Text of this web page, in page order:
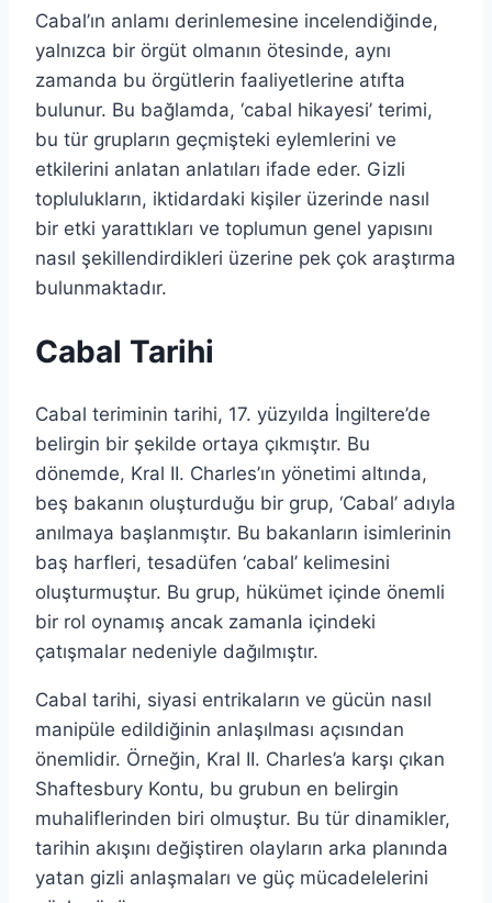
Cabal’ın anlamı derinlemesine incelendiğinde,
yalnızca bir örgüt olmanın ötesinde, aynı
zamanda bu örgütlerin faaliyetlerine atıfta
bulunur. Bu bağlamda, ‘cabal hikayesi’ terimi,
bu tür grupların geçmişteki eylemlerini ve
etkilerini anlatan anlatıları ifade eder. Gizli
toplulukların, iktidardaki kişiler üzerinde nasıl
bir etki yarattıkları ve toplumun genel yapısını
nasıl şekillendirdikleri üzerine pek çok araştırma
bulunmaktadır.
Cabal Tarihi
Cabal teriminin tarihi, 17. yüzyılda İngiltere’de
belirgin bir şekilde ortaya çıkmıştır. Bu
dönemde, Kral II. Charles’ın yönetimi altında,
beş bakanın oluşturduğu bir grup, ‘Cabal’ adıyla
anılmaya başlanmıştır. Bu bakanların isimlerinin
baş harfleri, tesadüfen ‘cabal’ kelimesini
oluşturmuştur. Bu grup, hükümet içinde önemli
bir rol oynamış ancak zamanla içindeki
çatışmalar nedeniyle dağılmıştır.
Cabal tarihi, siyasi entrikaların ve gücün nasıl
manipüle edildiğinin anlaşılması açısından
önemlidir. Örneğin, Kral II. Charles’a karşı çıkan
Shaftesbury Kontu, bu grubun en belirgin
muhaliflerinden biri olmuştur. Bu tür dinamikler,
tarihin akışını değiştiren olayların arka planında
yatan gizli anlaşmaları ve güç mücadelelerini